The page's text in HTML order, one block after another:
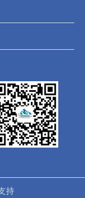
持